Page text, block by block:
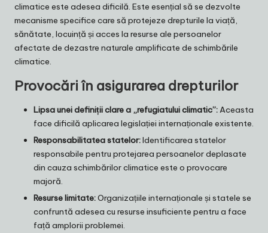
climatice este adesea dificilă. Este esențial să se dezvolte
mecanisme specifice care să protejeze drepturile la viață,
sănătate, locuință și acces la resurse ale persoanelor
afectate de dezastre naturale amplificate de schimbările
climatice.
Provocări în asigurarea drepturilor
Lipsa unei definiții clare a „refugiatului climatic”:Aceasta
face dificilă aplicarea legislației internaționale existente.
Responsabilitatea statelor:Identificarea statelor
responsabile pentru protejarea persoanelor deplasate
din cauza schimbărilor climatice este o provocare
majoră.
Resurse limitate:Organizațiile internaționale și statele se
confruntă adesea cu resurse insuficiente pentru a face
față amplorii problemei.